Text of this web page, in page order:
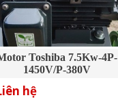
Toshiba 7.5Kw-4P-
1450V/P-380V
hệ